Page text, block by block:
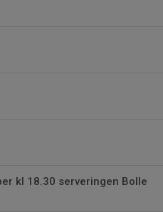
kl 18.30 serveringen Bolle